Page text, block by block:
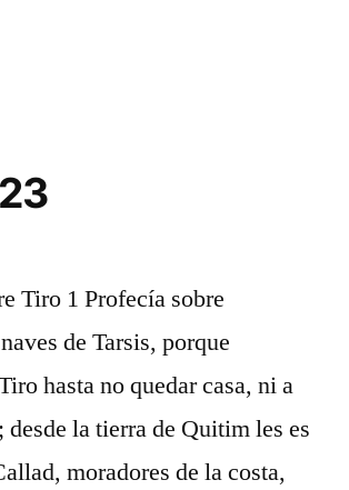
Tiro 1 Profecía sobre
de Tarsis, porque
hasta no quedar casa, ni a
desde la tierra de Quitim les es
moradores de la costa,